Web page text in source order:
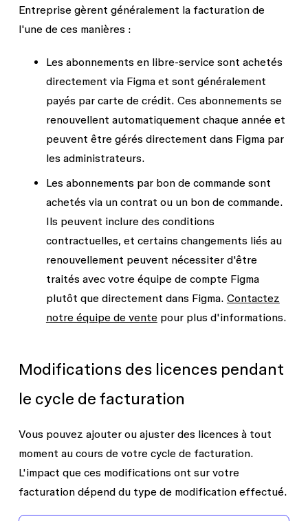
Entreprise gèrent généralement la facturation de
l'une de ces manières :
Les abonnements en libre-service sont achetés
directement via Figma et sont généralement
payés par carte de crédit. Ces abonnements se
renouvellent automatiquement chaque année et
peuvent être gérés directement dans Figma par
les administrateurs.
Les abonnements par bon de commande sont
achetés via un contrat ou un bon de commande.
Ils peuvent inclure des conditions
contractuelles, et certains changements liés au
renouvellement peuvent nécessiter d'être
traités avec votre équipe de compte Figma
plutôt que directement dans Figma. Contactez
notre équipe de ventepour plus d'informations.
Modifications des licences pendant
le cycle de facturation
Vous pouvez ajouter ou ajuster des licences à tout
moment au cours de votre cycle de facturation.
L'impact que ces modifications ont sur votre
facturation dépend du type de modification effectué.